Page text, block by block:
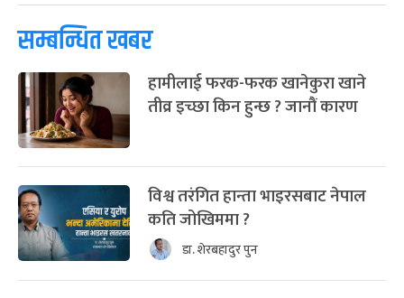
सम्बन्धित खबर
हामीलाई फरक-फरक खानेकुरा खाने
तीव्र इच्छा किन हुन्छ ? जानौं कारण
विश्व तरंगित हान्ता भाइरसबाट नेपाल
कति जोखिममा ?
डा. शेरबहादुर पुन